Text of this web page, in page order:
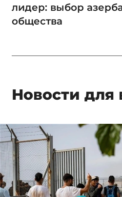
лидер: выбор
общества
Новости для